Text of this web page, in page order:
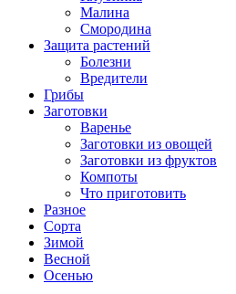
Малина
Смородина
Защита растений
Болезни
Вредители
Грибы
Заготовки
Варенье
Заготовки из овощей
Заготовки из фруктов
Компоты
Что приготовить
Разное
Сорта
Зимой
Весной
Осенью